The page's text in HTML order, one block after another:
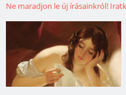
Ne maradjon le új írásainkról!